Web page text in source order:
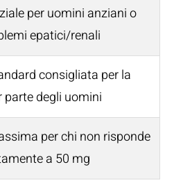
per uomini anziani o
epatici/renali
consigliata per la
parte degli uomini
per chi non risponde
a 50 mg